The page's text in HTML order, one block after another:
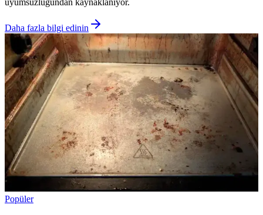
uyumsuzluğundan kaynaklanıyor.
Daha fazla bilgi edinin
Popüler